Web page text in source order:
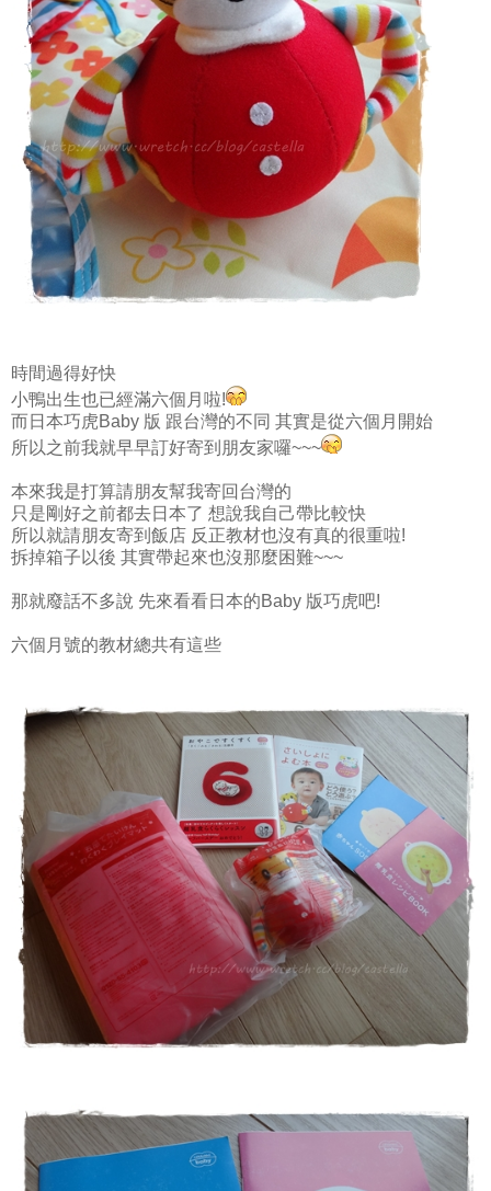
時間過得好快
小鴨出生也已經滿六個月啦!
而日本巧虎Baby 版 跟台灣的不同 其實是從六個月開始
所以之前我就早早訂好寄到朋友家囉~~~
本來我是打算請朋友幫我寄回台灣的
只是剛好之前都去日本了 想說我自己帶比較快
所以就請朋友寄到飯店 反正教材也沒有真的很重啦!
拆掉箱子以後 其實帶起來也沒那麼困難~~~
那就廢話不多說 先來看看日本的Baby 版巧虎吧!
六個月號的教材總共有這些